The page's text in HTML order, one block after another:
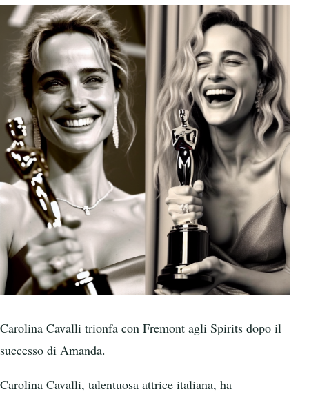
Carolina Cavalli trionfa con Fremont agli Spirits dopo il
successo di Amanda.
Carolina Cavalli, talentuosa attrice italiana, ha